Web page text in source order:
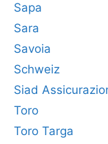
Sapa
Sara
Savoia
Schweiz
Siad
Toro
Toro Targa